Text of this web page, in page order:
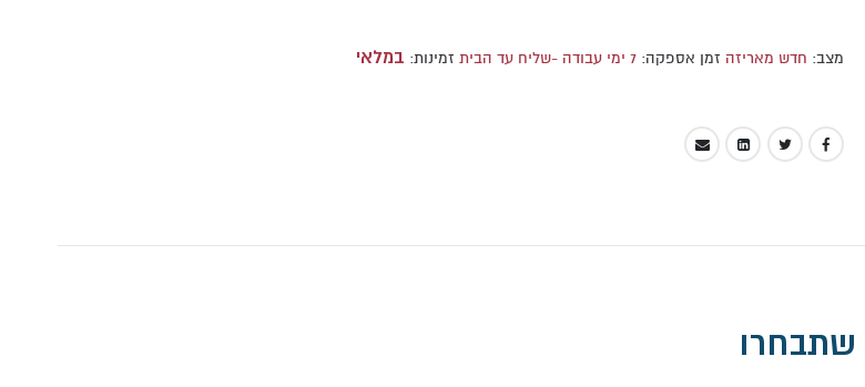
מצב: חדש מאריזה זמן אספקה: 7 ימי עבודה -שליח עד הבית זמינות: במלאי